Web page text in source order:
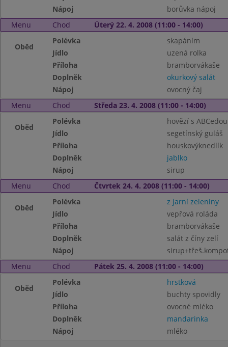
Nápoj
borůvka nápoj
Menu
Chod Úterý 22. 4. 2008 (11:00 - 14:00)
Oběd
Polévka
skapáním
Jídlo
uzená rolka
Příloha
bramborvákaše
Doplněk
okurkový salát
Nápoj
ovocný čaj
Menu
Chod Středa 23. 4. 2008 (11:00 - 14:00)
Oběd
Polévka
hovězí s ABCedou
Jídlo
segetínský guláš
Příloha
houskovýknedlík
Doplněk
jablko
Nápoj
sirup
Menu
Chod Čtvrtek 24. 4. 2008 (11:00 - 14:00)
Oběd
Polévka
z jarní zeleniny
Jídlo
vepřová roláda
Příloha
bramborvákaše
Doplněk
salát z číny zelí
Nápoj
Menu
Chod Pátek 25. 4. 2008 (11:00 - 14:00)
Oběd
Polévka
hrstková
Jídlo
buchty spovidly
Příloha
ovocné mléko
Doplněk
mandarinka
Nápoj
mléko